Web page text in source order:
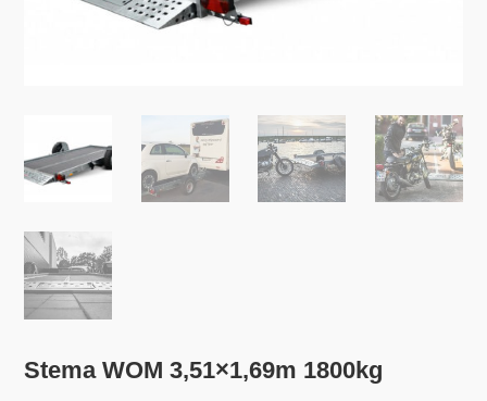
Stema WOM 3,51×1,69m 1800kg